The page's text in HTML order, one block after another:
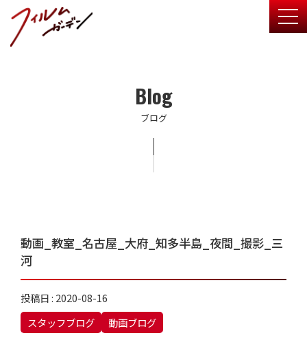
Blog
ブログ
動画_教室_名古屋_大府_知多半島_夜間_撮影_三
河
投稿日 : 2020-08-16
スタッフブログ
動画ブログ